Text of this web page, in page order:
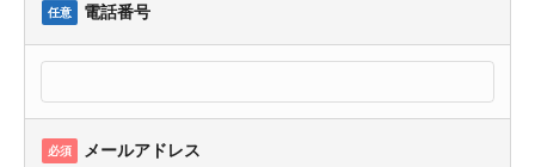
任意 電話番号
必須 メールアドレス